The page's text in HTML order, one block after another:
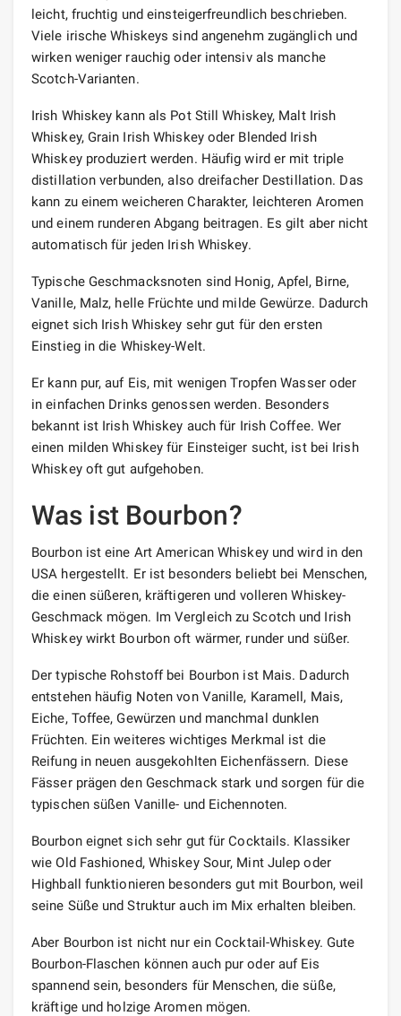
leicht, fruchtig und einsteigerfreundlich beschrieben.
Viele irische Whiskeys sind angenehm zugänglich und
wirken weniger rauchig oder intensiv als manche
Scotch-Varianten.
Irish Whiskey kann als Pot Still Whiskey, Malt Irish
Whiskey, Grain Irish Whiskey oder Blended Irish
Whiskey produziert werden. Häufig wird er mit triple
distillation verbunden, also dreifacher Destillation. Das
kann zu einem weicheren Charakter, leichteren Aromen
und einem runderen Abgang beitragen. Es gilt aber nicht
automatisch für jeden Irish Whiskey.
Typische Geschmacksnoten sind Honig, Apfel, Birne,
Vanille, Malz, helle Früchte und milde Gewürze. Dadurch
eignet sich Irish Whiskey sehr gut für den ersten
Einstieg in die Whiskey-Welt.
Er kann pur, auf Eis, mit wenigen Tropfen Wasser oder
in einfachen Drinks genossen werden. Besonders
bekannt ist Irish Whiskey auch für Irish Coffee. Wer
einen milden Whiskey für Einsteiger sucht, ist bei Irish
Whiskey oft gut aufgehoben.
Was ist Bourbon?
Bourbon ist eine Art American Whiskey und wird in den
USA hergestellt. Er ist besonders beliebt bei Menschen,
die einen süßeren, kräftigeren und volleren Whiskey-
Geschmack mögen. Im Vergleich zu Scotch und Irish
Whiskey wirkt Bourbon oft wärmer, runder und süßer.
Der typische Rohstoff bei Bourbon ist Mais. Dadurch
entstehen häufig Noten von Vanille, Karamell, Mais,
Eiche, Toffee, Gewürzen und manchmal dunklen
Früchten. Ein weiteres wichtiges Merkmal ist die
Reifung in neuen ausgekohlten Eichenfässern. Diese
Fässer prägen den Geschmack stark und sorgen für die
typischen süßen Vanille- und Eichennoten.
Bourbon eignet sich sehr gut für Cocktails. Klassiker
wie Old Fashioned, Whiskey Sour, Mint Julep oder
Highball funktionieren besonders gut mit Bourbon, weil
seine Süße und Struktur auch im Mix erhalten bleiben.
Aber Bourbon ist nicht nur ein Cocktail-Whiskey. Gute
Bourbon-Flaschen können auch pur oder auf Eis
spannend sein, besonders für Menschen, die süße,
kräftige und holzige Aromen mögen.